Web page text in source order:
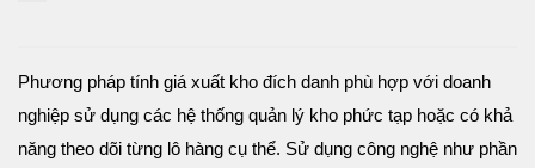
Phương pháp tính giá xuất kho đích danh phù hợp với doanh
nghiệp sử dụng các hệ thống quản lý kho phức tạp hoặc có khả
năng theo dõi từng lô hàng cụ thể. Sử dụng công nghệ như phần